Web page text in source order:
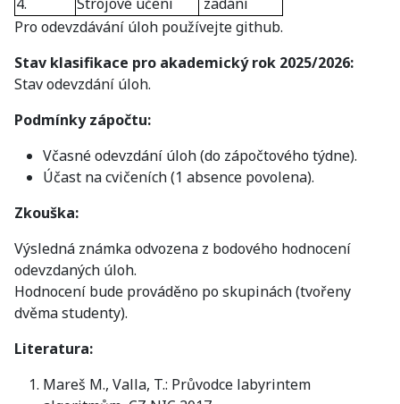
Pro odevzdávání úloh používejte github.
Stav klasifikace pro akademický rok 2025/2026:
Stav odevzdání úloh.
Podmínky zápočtu:
Včasné odevzdání úloh (do zápočtového týdne).
Účast na cvičeních (1 absence povolena).
Zkouška:
Výsledná známka odvozena z bodového hodnocení
odevzdaných úloh.
Hodnocení bude prováděno po skupinách (tvořeny
dvěma studenty).
Literatura:
Mareš M., Valla, T.: Průvodce labyrintem